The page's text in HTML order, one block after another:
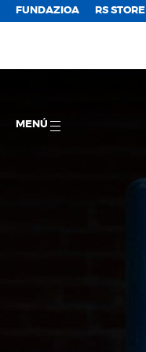
FUNDAZIOA RS STORE
MENÚ